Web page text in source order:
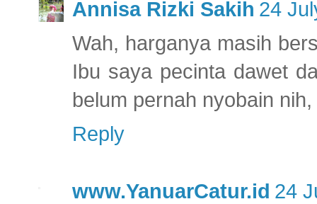
Annisa Rizki Sakih 24
Wah, harganya masih
Ibu saya pecinta dawet
belum pernah nyobain
Reply
www.YanuarCatur.id 24